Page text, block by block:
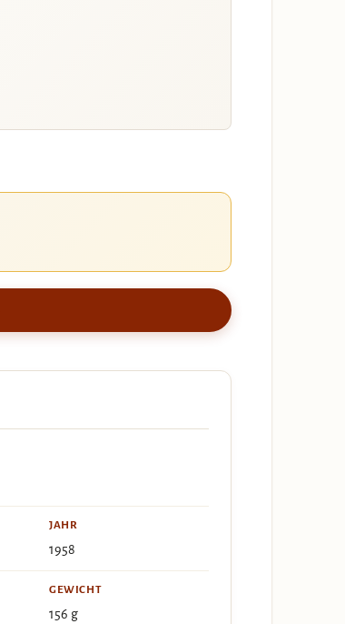
JAHR
1958
GEWICHT
156 g